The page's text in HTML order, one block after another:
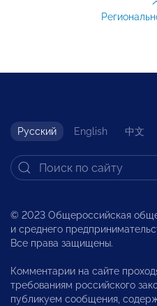
Русский English 中文
© 2023 Общероссийская
и среднего
Все права защищены.
Комментарии на сайте
требованиям российского
публикуем сообщения,